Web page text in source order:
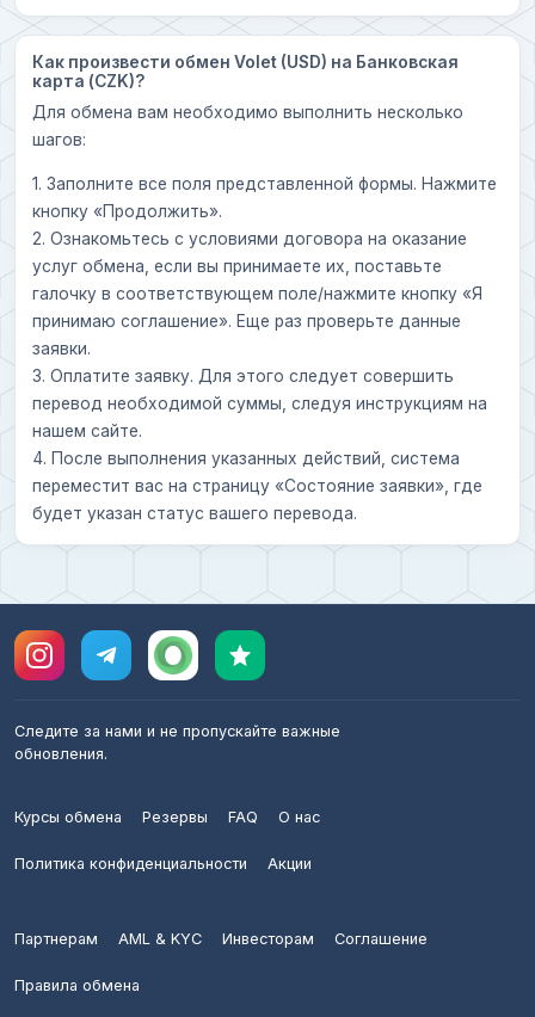
Как произвести обмен Volet (USD) на Банковская
карта (CZK)?
Для обмена вам необходимо выполнить несколько
шагов:
1. Заполните все поля представленной формы. Нажмите
кнопку «Продолжить».
2. Ознакомьтесь с условиями договора на оказание
услуг обмена, если вы принимаете их, поставьте
галочку в соответствующем поле/нажмите кнопку «Я
принимаю соглашение». Еще раз проверьте данные
заявки.
3. Оплатите заявку. Для этого следует совершить
перевод необходимой суммы, следуя инструкциям на
нашем сайте.
4. После выполнения указанных действий, система
переместит вас на страницу «Состояние заявки», где
будет указан статус вашего перевода.
Следите за нами и не пропускайте важные
обновления.
Курсы обмена Резервы FAQ О нас
Политика конфиденциальности Акции
Партнерам AML & KYC Инвесторам Соглашение
Правила обмена